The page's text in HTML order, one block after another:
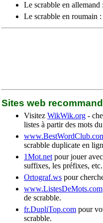
Le scrabble en allemand :
Le scrabble en roumain :
Sites web
Visitez WikWik.org -
listes à partir des mots
scrabble duplicate en
1Mot.net pour jouer
suffixes, les préfixes, etc.
Ortograf.ws pour
www.ListesDeMots.com
de scrabble.
fr.DupliTop.com pour
scrabble.